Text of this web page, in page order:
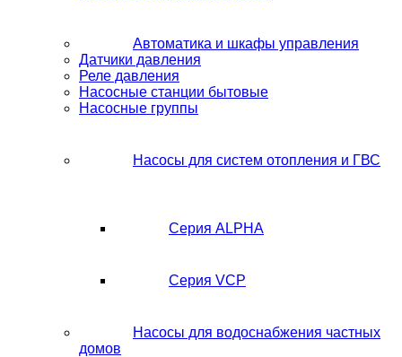
Автоматика и шкафы управления
Датчики давления
Реле давления
Насосные станции бытовые
Насосные группы
Насосы для систем отопления и ГВС
Серия ALPHA
Серия VCP
Насосы для водоснабжения частных
домов